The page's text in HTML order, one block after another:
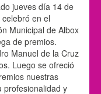
jueves día 14 de
en el
Municipal de Albox
de premios.
Manuel de la Cruz
Luego se ofreció
nuestras
profesionalidad y